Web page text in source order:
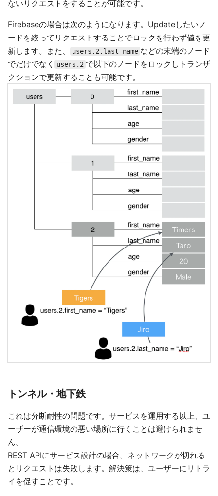
ないリクエストをすることが可能です。
Firebaseの場合は次のようになります。Updateしたいノ
ードを絞ってリクエストすることでロックを行わず値を更
新します。また、
users.2.last_name などの末端のノード
でだけでなく
users.2 で以下のノードをロックしトランザ
クションで更新することも可能です。
トンネル・地下鉄
これは分断耐性の問題です。サービスを運用する以上、ユ
ーザーが通信環境の悪い場所に行くことは避けられませ
ん。
REST APIにサービス設計の場合、ネットワークが切れる
とリクエストは失敗します。解決策は、ユーザーにリトラ
イを促すことです。